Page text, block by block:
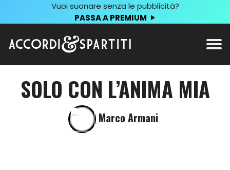
Vuoi suonare senza le pubblicità?
PASSA A PREMIUM
SOLO CON L’ANIMA MIA
Marco Armani